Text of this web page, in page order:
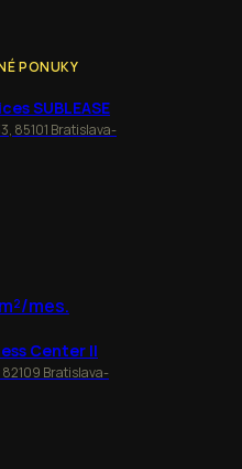
PONUKY
SUBLEASE
85101 Bratislava-
mes.
Center II
82109 Bratislava-